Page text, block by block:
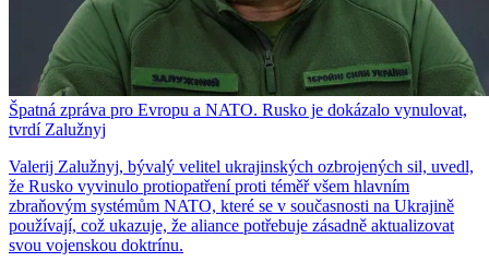
Špatná zpráva pro Evropu a NATO. Rusko je dokázalo vynulovat,
tvrdí Zalužnyj
Valerij Zalužnyj, bývalý velitel ukrajinských ozbrojených sil, uvedl,
že Rusko vyvinulo protiopatření proti téměř všem hlavním
zbraňovým systémům NATO, které se v současnosti na Ukrajině
používají, což ukazuje, že aliance potřebuje zásadně aktualizovat
svou vojenskou doktrínu.